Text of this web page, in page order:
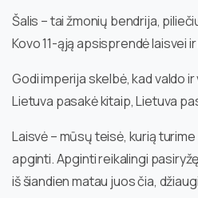
Šalis – tai žmonių bendrija,
Kovo 11-ąją apsisprendė laisvei
Godi imperija skelbė, kad valdo ir
Lietuva pasakė kitaip, Lietuva
Laisvė – mūsų teisė, kurią
apginti. Apginti reikalingi
iš šiandien matau juos čia,